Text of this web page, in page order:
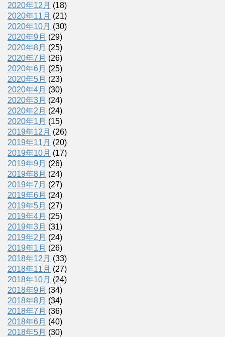
2020年12月 (18)
2020年11月 (21)
2020年10月 (30)
2020年9月 (29)
2020年8月 (25)
2020年7月 (26)
2020年6月 (25)
2020年5月 (23)
2020年4月 (30)
2020年3月 (24)
2020年2月 (24)
2020年1月 (15)
2019年12月 (26)
2019年11月 (20)
2019年10月 (17)
2019年9月 (26)
2019年8月 (24)
2019年7月 (27)
2019年6月 (24)
2019年5月 (27)
2019年4月 (25)
2019年3月 (31)
2019年2月 (24)
2019年1月 (26)
2018年12月 (33)
2018年11月 (27)
2018年10月 (24)
2018年9月 (34)
2018年8月 (34)
2018年7月 (36)
2018年6月 (40)
2018年5月 (30)